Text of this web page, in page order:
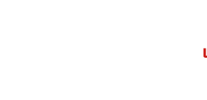
אמסלם, נועם דוברת ובניה
שממשיכים בקבוצה:
רואו וספנסר וייס.